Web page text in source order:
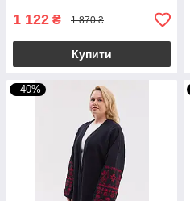
1 122 ₴ 1 870 ₴
Купити
–40%